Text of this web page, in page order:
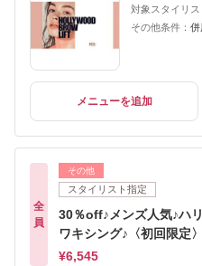
対象スタイリス
その他条件： 併
メニューを追加
全
員
その他
スタイリスト指定
30％off♪メンズ人気♪ハ
ワキシング♪〈初回限定〉
¥6,545